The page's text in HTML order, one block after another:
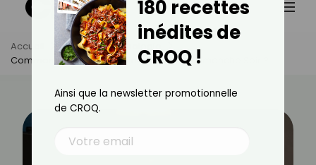
Accueil Actus
Psychologie
Comment Arrêter De Ruminer La Nuit Du Dimanche Soir ?
180 recettes
inédites de
CROQ !
Ainsi que la newsletter promotionnelle
de CROQ.